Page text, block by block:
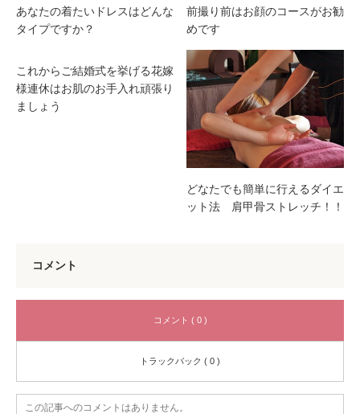
あなたの着たいドレスはどんな
タイプですか？
前撮り前はお顔のコースがお勧
めです
これからご結婚式を挙げる花嫁
様連休はお肌のお手入れ頑張り
ましょう
どなたでも簡単に行えるダイエ
ット法 肩甲骨ストレッチ！！
コメント
コメント ( 0 )
トラックバック ( 0 )
この記事へのコメントはありません。